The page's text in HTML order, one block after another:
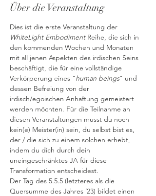
Über die Veranstaltung
Dies ist die erste Veranstaltung der
WhiteLight Embodiment Reihe, die sich in
den kommenden Wochen und Monaten
mit all jenen Aspekten des irdischen Seins
beschäftigt, die für eine vollständige
Verkörperung eines "human beings" und
dessen Befreiung von der
irdisch/egoischen Anhaftung gemeistert
werden möchten. Für die Teilnahme an
diesen Veranstaltungen musst du noch
kein(e) Meister(in) sein, du selbst bist es,
der / die sich zu einem solchen erhebt,
indem du dich durch dein
uneingeschränktes JA für diese
Transformation entscheidest.
Der Tag des 5.5.5 (letzteres als die
Quersumme des Jahres ´23) bildet einen